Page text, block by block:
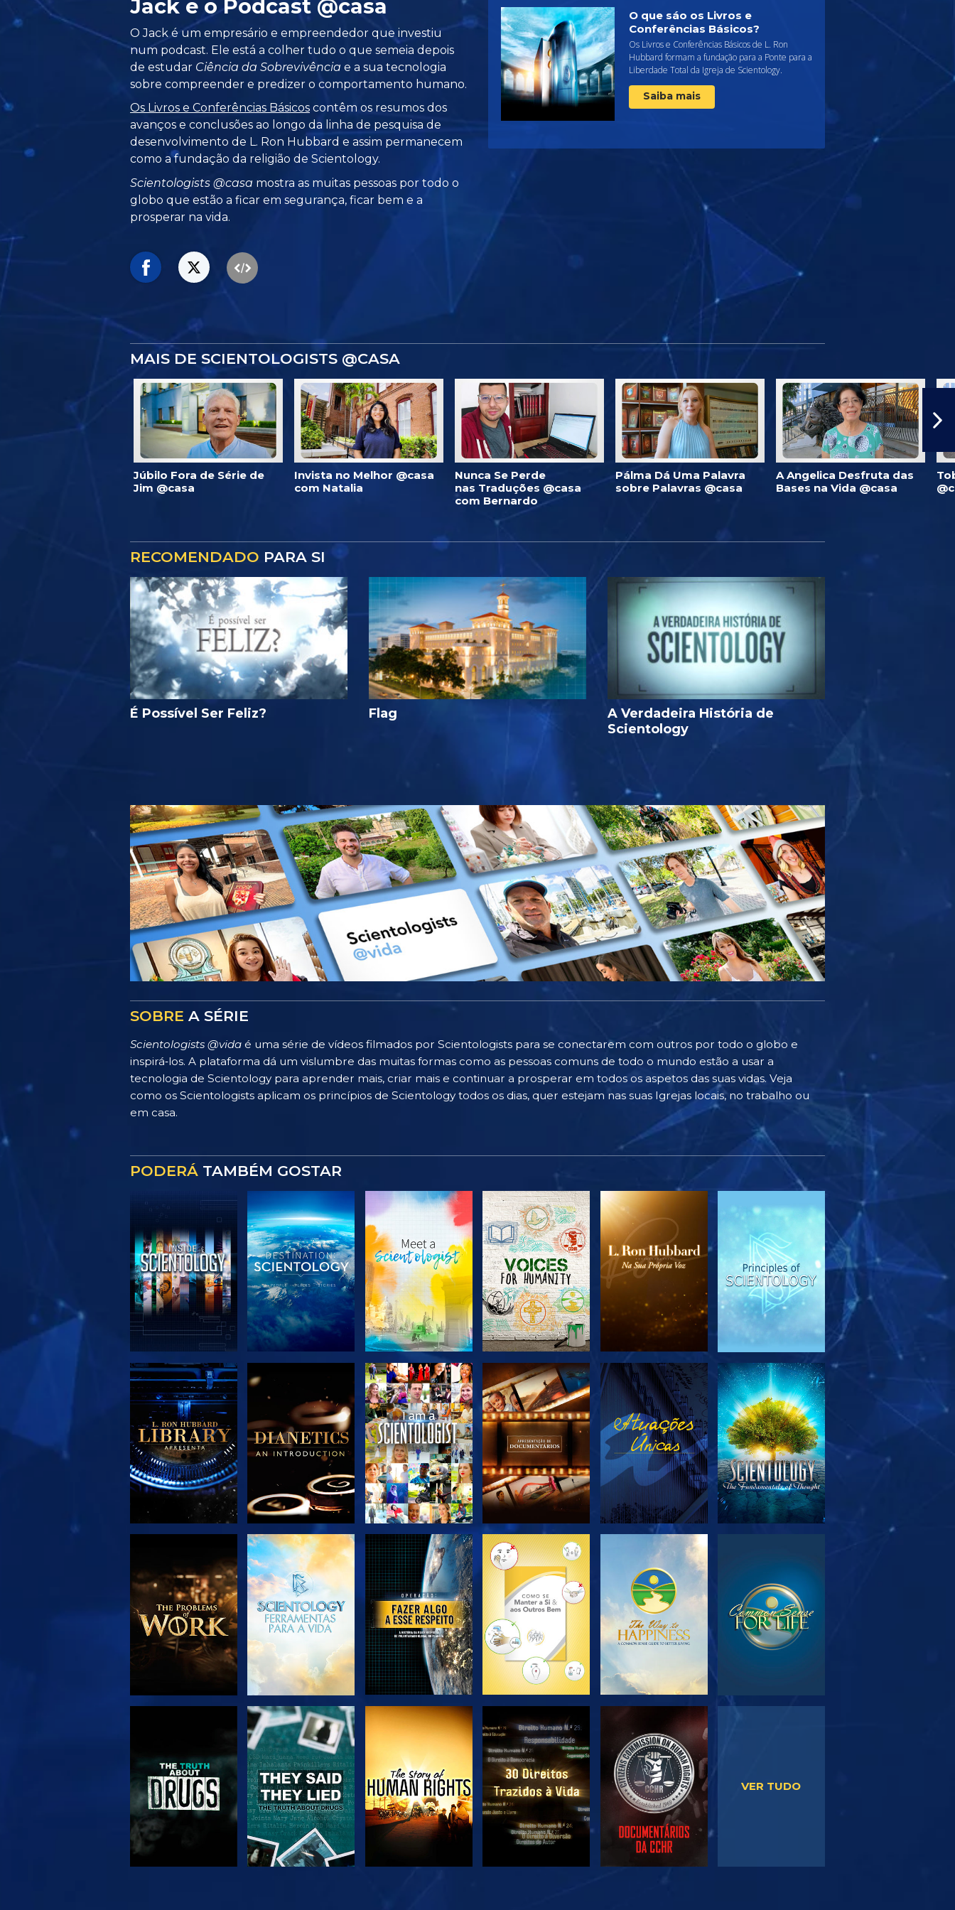
Jack e o Podcast @casa
O Jack é um empresário e empreendedor que investiu
num podcast. Ele está a colher tudo o que semeia depois
de estudar Ciência da Sobrevivência e a sua tecnologia
sobre compreender e predizer o comportamento humano.
Os Livros e Conferências Básicos contêm os resumos dos
avanços e conclusões ao longo da linha de pesquisa de
desenvolvimento de L. Ron Hubbard e assim permanecem
como a fundação da religião de Scientology.
Scientologists @casa mostra as muitas pessoas por todo o
globo que estão a ficar em segurança, ficar bem e a
prosperar na vida.
O que sáo os Livros e
Conferências Básicos?
Os Livros e Conferências Básicos de L. Ron
Hubbard formam a fundação para a Ponte para a
Liberdade Total da Igreja de Scientology.
Saiba mais
MAIS DE SCIENTOLOGISTS @CASA
Júbilo Fora de Série de
Jim @casa
Invista no Melhor @casa
com Natalia
Nunca Se Perde
nas Traduções @casa
com Bernardo
Pálma Dá Uma Palavra
sobre Palavras @casa
A Angelica Desfruta das
Bases na Vida @casa
RECOMENDADO PARA SI
É Possível Ser Feliz? Flag
A Verdadeira História de
Scientology
SOBRE A SÉRIE
Scientologists @vida é uma série de vídeos filmados por Scientologists para se conectarem com outros por todo o globo e
inspirá‑los. A plataforma dá um vislumbre das muitas formas como as pessoas comuns de todo o mundo estão a usar a
tecnologia de Scientology para aprender mais, criar mais e continuar a prosperar em todos os aspetos das suas vidas. Veja
como os Scientologists aplicam os princípios de Scientology todos os dias, quer estejam nas suas Igrejas locais, no trabalho ou
em casa.
PODERÁ TAMBÉM GOSTAR
EXPLORAR A
SÉRIE
EXPLORAR A
SÉRIE
EXPLORAR A
SÉRIE
EXPLORAR A
SÉRIE
EXPLORAR A
SÉRIE
VER
EXPLORAR A
SÉRIE
VER
EXPLORAR A
SÉRIE
EXPLORAR A
SÉRIE
EXPLORAR A
SÉRIE
VER VER VER
VER TUDO